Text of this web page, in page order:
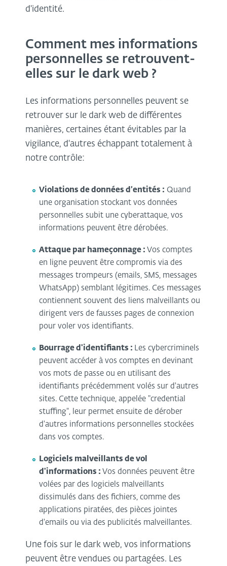
d'identité.
Comment mes informations
personnelles se retrouvent-
elles sur le dark web ?
Les informations personnelles peuvent se
retrouver sur le dark web de différentes
manières, certaines étant évitables par la
vigilance, d'autres échappant totalement à
notre contrôle:
Violations de données d’entités : Quand
une organisation stockant vos données
personnelles subit une cyberattaque, vos
informations peuvent être dérobées.
Attaque par hameçonnage :Vos comptes
en ligne peuvent être compromis via des
messages trompeurs (emails, SMS, messages
WhatsApp) semblant légitimes. Ces messages
contiennent souvent des liens malveillants ou
dirigent vers de fausses pages de connexion
pour voler vos identifiants.
Bourrage d'identifiants : Les cybercriminels
peuvent accéder à vos comptes en devinant
vos mots de passe ou en utilisant des
identifiants précédemment volés sur d'autres
sites. Cette technique, appelée "credential
stuffing", leur permet ensuite de dérober
d'autres informations personnelles stockées
dans vos comptes.
Logiciels malveillants de vol
d'informations :Vos données peuvent être
volées par des logiciels malveillants
dissimulés dans des fichiers, comme des
applications piratées, des pièces jointes
d'emails ou via des publicités malveillantes.
Une fois sur le dark web, vos informations
peuvent être vendues ou partagées. Les